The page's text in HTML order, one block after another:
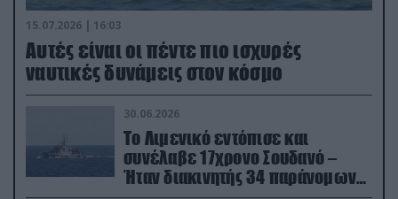
15.07.2026 | 16:03
Aυτές είναι οι πέντε πιο ισχυρές
ναυτικές δυνάμεις στον κόσμο
30.06.2026
Το Λιμενικό εντόπισε και
συνέλαβε 17χρονο Σουδανό –
Ήταν διακινητής 34 παράνομων